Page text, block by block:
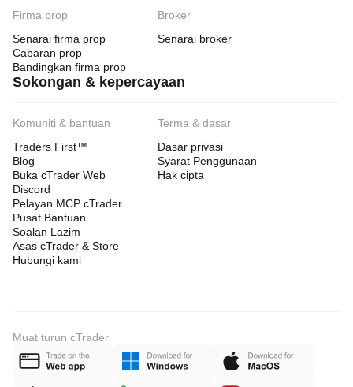
Firma prop
Senarai firma prop
Cabaran prop
Bandingkan firma prop
Broker
Senarai broker
Sokongan & kepercayaan
Komuniti & bantuan
Traders First™
Blog
Buka cTrader Web
Discord
Pelayan MCP cTrader
Pusat Bantuan
Soalan Lazim
Asas cTrader & Store
Hubungi kami
Terma & dasar
Dasar privasi
Syarat Penggunaan
Hak cipta
Muat turun cTrader